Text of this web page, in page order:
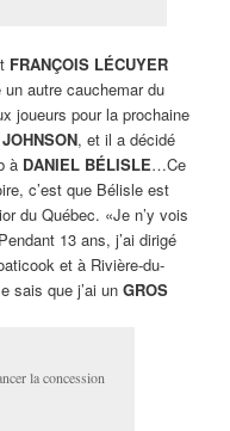
FRANÇOIS LÉCUYER
autre cauchemar du
joueurs pour la prochaine
, et il a décidé
à DANIEL BÉLISLE…Ce
c’est que Bélisle est
du Québec. «Je n’y vois
13 ans, j’ai dirigé
et à Rivière-du-
sais que j’ai un GROS
la concession